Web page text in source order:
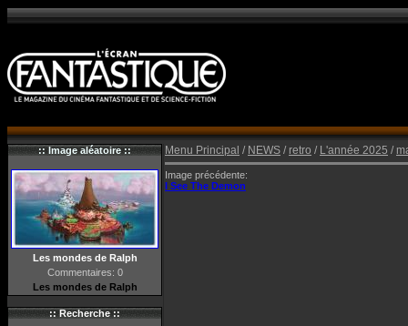
:: Image aléatoire ::
Les mondes de Ralph
Commentaires: 0
Les mondes de Ralph
:: Recherche ::
Menu Principal / NEWS / retro / L'année 2025 /
Image précédente:
I See The Demon